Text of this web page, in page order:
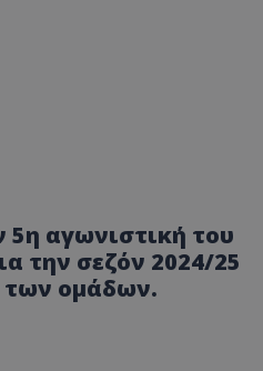
5η αγωνιστική του
την σεζόν 2024/25
των ομάδων.